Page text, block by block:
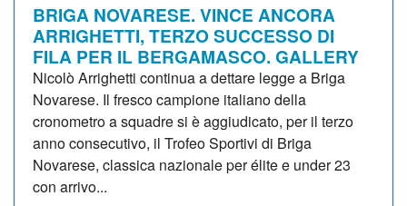
BRIGA NOVARESE. VINCE ANCORA
ARRIGHETTI, TERZO SUCCESSO DI
FILA PER IL BERGAMASCO. GALLERY
Nicolò Arrighetti continua a dettare legge a Briga
Novarese. Il fresco campione italiano della
cronometro a squadre si è aggiudicato, per il terzo
anno consecutivo, il Trofeo Sportivi di Briga
Novarese, classica nazionale per élite e under 23
con arrivo...